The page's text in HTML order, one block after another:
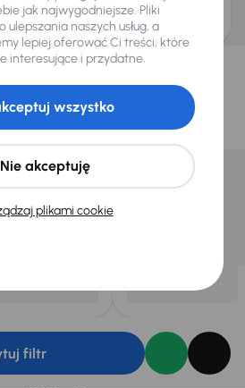
z zasadami ochrony i przetwarzaniadanych
dla Ciebie
pojazdyz naszej oferty. Kupimy
pojazdówkażdego dnia.
filtr
jak najwygodniejsze. Pliki
ulepszania naszych usług, a
lepiej oferować Ci treści, które
interesujące i przydatne.
plikami cookie
Nie akceptuję
wszystko